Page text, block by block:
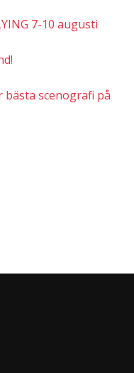
7-10 augusti
scenografi på